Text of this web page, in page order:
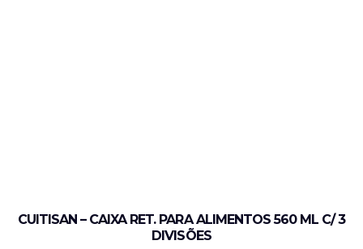
CUITISAN – CAIXA RET. PARA ALIMENTOS 560 ML C/ 3
DIVISÕES